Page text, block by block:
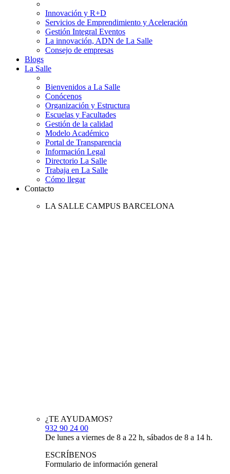
Innovación y R+D
Servicios de Emprendimiento y Aceleración
Gestión Integral Eventos
La innovación, ADN de La Salle
Consejo de empresas
Blogs
La Salle
Bienvenidos a La Salle
Conócenos
Organización y Estructura
Escuelas y Facultades
Gestión de la calidad
Modelo Académico
Portal de Transparencia
Información Legal
Directorio La Salle
Trabaja en La Salle
Cómo llegar
Contacto
LA SALLE CAMPUS BARCELONA
¿TE AYUDAMOS?
932 90 24 00
De lunes a viernes de 8 a 22 h, sábados de 8 a 14 h.
ESCRÍBENOS
Formulario de información general